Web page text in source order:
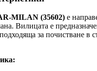
MILAN (35602) е
Вилицата е
за почистване в